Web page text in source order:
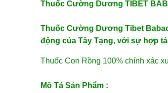
Thuốc Cường Dương TIBET
Thuốc Cường Dương Tibet
động của Tây Tạng, với sự hợp
Thuốc Con Rồng 100% chính xác
Mô Tả Sản Phẩm :